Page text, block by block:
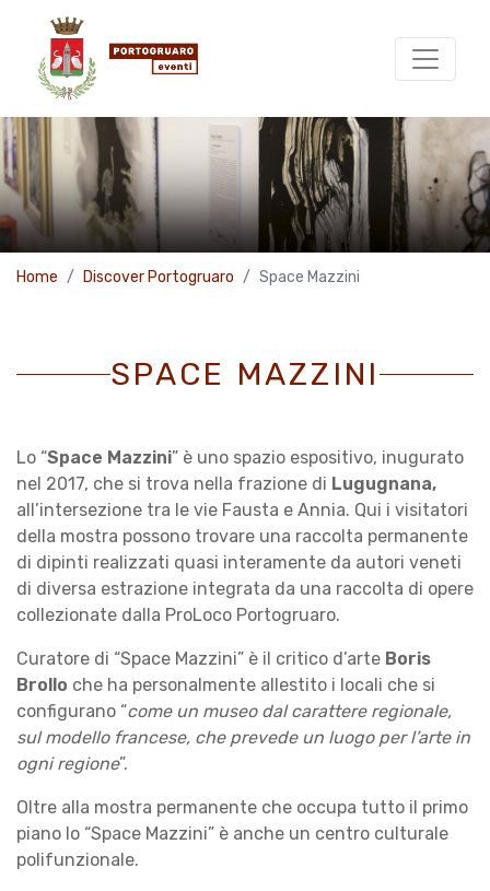
Home Discover Portogruaro Space Mazzini
SPACE MAZZINI
Lo “Space Mazzini” è uno spazio espositivo, inugurato
nel 2017, che si trova nella frazione di Lugugnana,
all’intersezione tra le vie Fausta e Annia. Qui i visitatori
della mostra possono trovare una raccolta permanente
di dipinti realizzati quasi interamente da autori veneti
di diversa estrazione integrata da una raccolta di opere
collezionate dalla ProLoco Portogruaro.
Curatore di “Space Mazzini” è il critico d’arte Boris
Brollo che ha personalmente allestito i locali che si
configurano “come un museo dal carattere regionale,
sul modello francese, che prevede un luogo per l’arte in
ogni regione”.
Oltre alla mostra permanente che occupa tutto il primo
piano lo “Space Mazzini” è anche un centro culturale
polifunzionale.